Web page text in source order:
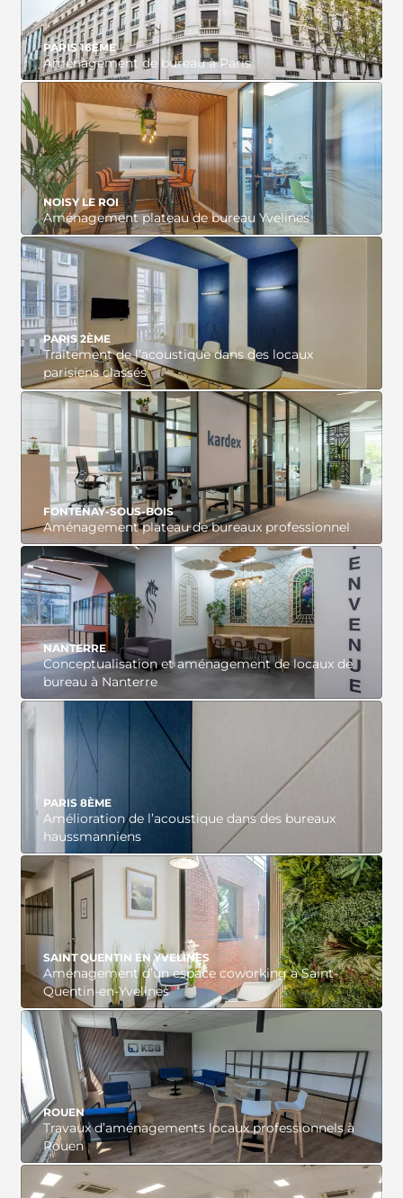
PARIS 16ÈME
Aménagement de bureau à Paris
VOIR LE PROJET
NOISY LE ROI
Aménagement plateau de bureau Yvelines
VOIR LE PROJET
PARIS 2ÈME
Traitement de l’acoustique dans des locaux
parisiens classés
VOIR LE PROJET
FONTENAY-SOUS-BOIS
Aménagement plateau de bureaux professionnel
VOIR LE PROJET
NANTERRE
Conceptualisation et aménagement de locaux de
bureau à Nanterre
VOIR LE PROJET
PARIS 8ÈME
Amélioration de l’acoustique dans des bureaux
haussmanniens
VOIR LE PROJET
SAINT QUENTIN EN YVELINES
Aménagement d’un espace coworking à Saint-
Quentin-en-Yvelines
VOIR LE PROJET
ROUEN
Travaux d’aménagements locaux professionnels à
Rouen